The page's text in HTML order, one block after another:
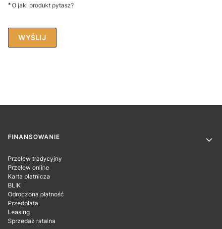
*O jaki produkt pytasz?
WYŚLIJ
Linki w stopce
FINANSOWANIE
Przelew tradycyjny
Przelew online
Karta płatnicza
BLIK
Odroczona płatność
Przedpłata
Leasing
Sprzedaż ratalna